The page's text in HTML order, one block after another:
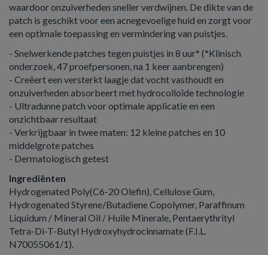
waardoor onzuiverheden sneller verdwijnen. De dikte van de
patch is geschikt voor een acnegevoelige huid en zorgt voor
een optimale toepassing en vermindering van puistjes.
- Snelwerkende patches tegen puistjes in 8 uur* (*Klinisch
onderzoek, 47 proefpersonen, na 1 keer aanbrengen)
- Creëert een versterkt laagje dat vocht vasthoudt en
onzuiverheden absorbeert met hydrocolloïde technologie
- Ultradunne patch voor optimale applicatie en een
onzichtbaar resultaat
- Verkrijgbaar in twee maten: 12 kleine patches en 10
middelgrote patches
- Dermatologisch getest
Ingrediënten
Hydrogenated Poly(C6-20 Olefin), Cellulose Gum,
Hydrogenated Styrene/Butadiene Copolymer, Paraffinum
Liquidum / Mineral Oil / Huile Minerale, Pentaerythrityl
Tetra-Di-T-Butyl Hydroxyhydrocinnamate (F.I.L.
N70055061/1).